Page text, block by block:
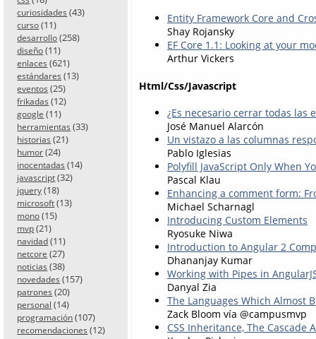
curiosidades (43)
curso (11)
desarrollo (258)
diseño (11)
enlaces (621)
estándares (13)
eventos (25)
frikadas (12)
google (11)
herramientas (33)
historias (21)
humor (24)
inocentadas (14)
javascript (32)
jquery (18)
microsoft (13)
mono (15)
mvp (21)
navidad (11)
netcore (27)
noticias (38)
novedades (157)
patrones (20)
personal (14)
programación (107)
recomendaciones (12)
Entity Framework Core and
Shay Rojansky
EF Core 1.1: Looking at your
Arthur Vickers
Html/Css/Javascript
¿Es necesario cerrar todas las
José Manuel Alarcón
Un vistazo a las columnas
Pablo Iglesias
Polyfill JavaScript Only When
Pascal Klau
Enhancing a comment form:
Michael Scharnagl
Introducing Custom Elements
Ryosuke Niwa
Introduction to Angular 2
Dhananjay Kumar
Working with Pipes in
Danyal Zia
The Languages Which Almost
Zack Bloom vía @campusmvp
CSS Inheritance, The Cascade